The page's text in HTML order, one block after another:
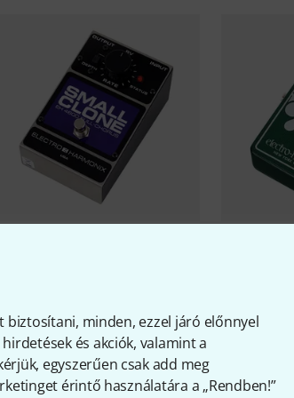
biztosítani, minden, ezzel járó előnnyel
és akciók, valamint a
egyszerűen csak add meg
érintő használatára a „Rendben!”
40 690 Ft